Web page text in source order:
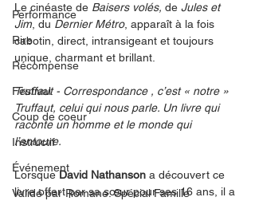
Performance
Rire
Récompense
Festival
Coup de coeur
Instructif
Événement
Validé par Romane. Spécial Famille
Le cinéaste de Baisers volés, de Jules et
Jim , du Dernier Métro, apparaît à la fois
cabotin, direct, intransigeant et toujours
unique, charmant et brillant.
Truffaut - Correspondance , c’est « notre »
Truffaut, celui qui nous parle. Un livre qui
raconte un homme et le monde qui
l’entoure.
Lorsque David Nathanson a découvert ce
livre offert par sa sœur pour ses 16 ans, il a